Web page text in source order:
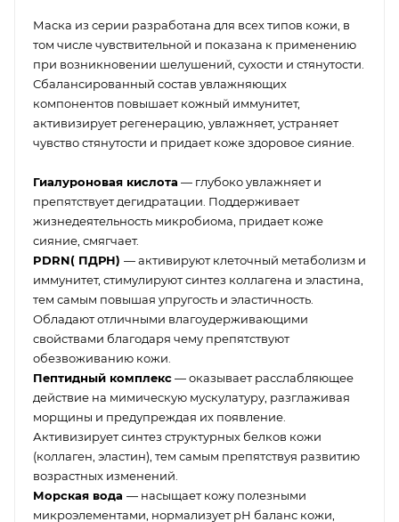
Маска из серии разработана для всех типов кожи, в
том числе чувствительной и показана к применению
при возникновении шелушений, сухости и стянутости.
Сбалансированный состав увлажняющих
компонентов повышает кожный иммунитет,
активизирует регенерацию, увлажняет, устраняет
чувство стянутости и придает коже здоровое сияние.
Гиалуроновая кислота — глубоко увлажняет и
препятствует дегидратации. Поддерживает
жизнедеятельность микробиома, придает коже
сияние, смягчает.
PDRN( ПДРН) — активируют клеточный метаболизм и
иммунитет, стимулируют синтез коллагена и эластина,
тем самым повышая упругость и эластичность.
Обладают отличными влагоудерживающими
свойствами благодаря чему препятствуют
обезвоживанию кожи.
Пептидный комплекс— оказывает расслабляющее
действие на мимическую мускулатуру, разглаживая
морщины и предупреждая их появление.
Активизирует синтез структурных белков кожи
(коллаген, эластин), тем самым препятствуя развитию
возрастных изменений.
Морская вода — насыщает кожу полезными
микроэлементами, нормализует рН баланс кожи,